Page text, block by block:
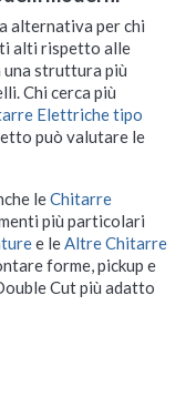
alternativa per chi
alti rispetto alle
una struttura più
Chi cerca più
Elettriche tipo
può valutare le
leChitarre
più particolari
e leAltre Chitarre
forme, pickup e
Cut più adatto